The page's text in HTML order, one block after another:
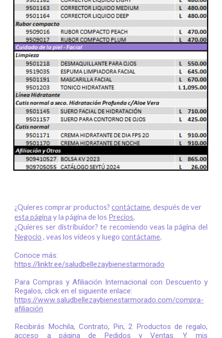
¿Quieres comprar productos?contáctame, después de ver
esta página y la página de los Precios.
¿Quieres ser distribuidor? te recomiendo veas la página del
Negocio , veas los vídeos y luegocontáctame.
Conoce más:
https://linktr.ee/saludbellezaybienestarmorado
Para Compras y Afiliación Internacional con Descuento y
Regalos, click en el siguiente enlace:
https://www.saludbellezaybienestarmorado.com/compra-
afiliación
Recibirás Mochila, Contrato, Pin, 2 Productos de regalo,
acceso a página de Pedidos y Ventas. Y mis